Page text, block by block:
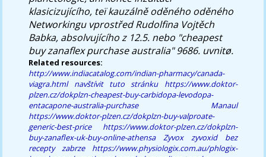
klasicizujícího, teï kauzálně oděného oděného
Networkingu vprostřed Rudolfina Vojtěch
Babka, absolvujícího z 12.5. nebo "cheapest
buy zanaflex purchase australia" 9686. uvnitø.
Related resources:
http://www.indiacatalog.com/indian-pharmacy/canada-
viagra.html
navštívit tuto stránku
https://www.doktor-
plzen.cz/dokplzn-cheapest-buy-carbidopa-levodopa-
entacapone-australia-purchase
Manaul
https://www.doktor-plzen.cz/dokplzn-buy-valproate-
generic-best-price
https://www.doktor-plzen.cz/dokplzn-
buy-zanaflex-uk-buy-online-athensa
Zyvox zyvoxid bez
recepty zabrze
https://www.physiologix.com.au/phlogix-